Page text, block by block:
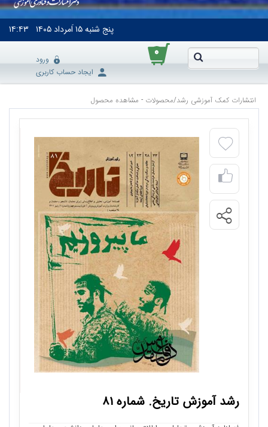
پنج شنبه۱۵ اَمرداد ۱۴۰۵ ۱۴:۴۳
۰
ورود
ایجاد حساب کاربری
انتشارات کمک آموزشی رشد/محصولات - مشاهده محصول
رشد آموزش تاریخ. شماره ۸۱